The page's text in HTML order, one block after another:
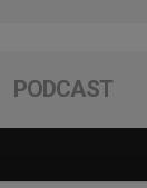
PODCAST